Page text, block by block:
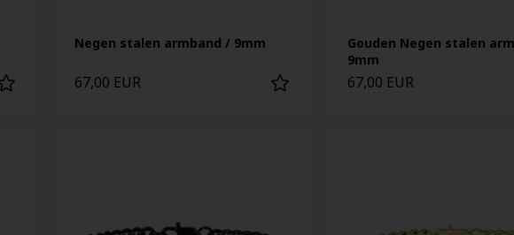
Negen stalen armband / 9mm
67,00 EUR
Gouden Negen stalen
9mm
67,00 EUR